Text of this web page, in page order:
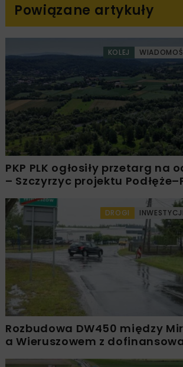
Powiązane artykuły
KOLEJ
PKP PLK ogłosiły przetarg na
– Szczyrzyc projektu
DROGI
Rozbudowa DW450 między
a Wieruszowem z